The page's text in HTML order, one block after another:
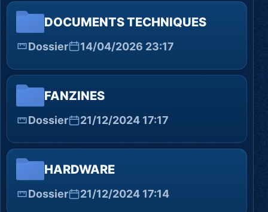
DOCUMENTS TECHNIQUES
Dossier 14/04/2026 23:17
FANZINES
Dossier 21/12/2024 17:17
HARDWARE
Dossier 21/12/2024 17:14